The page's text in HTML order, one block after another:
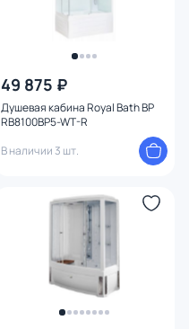
49 875 ₽
Душевая кабина Royal Bath BP
RB8100BP5-WT-R
В наличии 3 шт.